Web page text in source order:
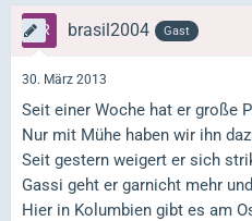
brasil2004 Gast
30. März 2013
Seit einer Woche hat er große
Nur mit Mühe haben wir ihn
Seit gestern weigert er sich
Gassi geht er garnicht mehr
Hier in Kolumbien gibt es am